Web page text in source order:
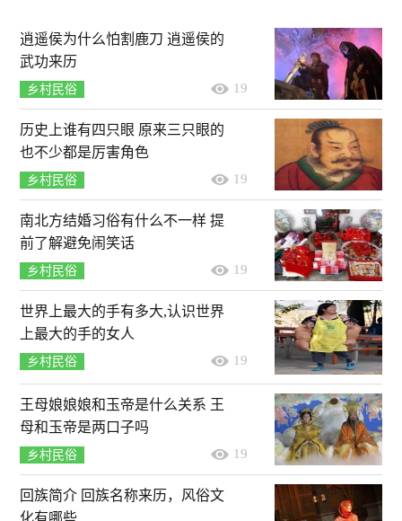
逍遥侯为什么怕割鹿刀 逍遥侯的
武功来历
乡村民俗 19
历史上谁有四只眼 原来三只眼的
也不少都是厉害角色
乡村民俗 19
南北方结婚习俗有什么不一样 提
前了解避免闹笑话
乡村民俗 19
世界上最大的手有多大,认识世界
上最大的手的女人
乡村民俗 19
王母娘娘娘和玉帝是什么关系 王
母和玉帝是两口子吗
乡村民俗 19
回族简介 回族名称来历，风俗文
化有哪些